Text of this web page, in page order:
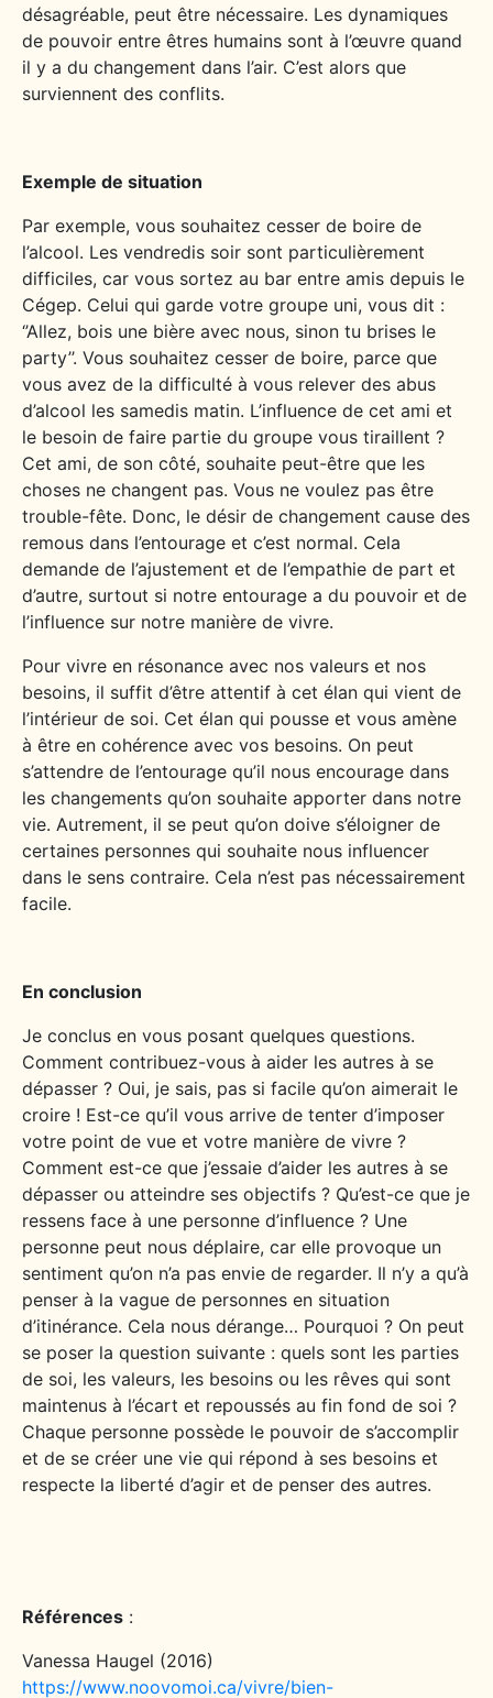
désagréable, peut être nécessaire. Les dynamiques
de pouvoir entre êtres humains sont à l’œuvre quand
il y a du changement dans l’air. C’est alors que
surviennent des conflits.
Exemple de situation
Par exemple, vous souhaitez cesser de boire de
l’alcool. Les vendredis soir sont particulièrement
difficiles, car vous sortez au bar entre amis depuis le
Cégep. Celui qui garde votre groupe uni, vous dit :
‘’Allez, bois une bière avec nous, sinon tu brises le
party’’. Vous souhaitez cesser de boire, parce que
vous avez de la difficulté à vous relever des abus
d’alcool les samedis matin. L’influence de cet ami et
le besoin de faire partie du groupe vous tiraillent ?
Cet ami, de son côté, souhaite peut-être que les
choses ne changent pas. Vous ne voulez pas être
trouble-fête. Donc, le désir de changement cause des
remous dans l’entourage et c’est normal. Cela
demande de l’ajustement et de l’empathie de part et
d’autre, surtout si notre entourage a du pouvoir et de
l’influence sur notre manière de vivre.
Pour vivre en résonance avec nos valeurs et nos
besoins, il suffit d’être attentif à cet élan qui vient de
l’intérieur de soi. Cet élan qui pousse et vous amène
à être en cohérence avec vos besoins. On peut
s’attendre de l’entourage qu’il nous encourage dans
les changements qu’on souhaite apporter dans notre
vie. Autrement, il se peut qu’on doive s’éloigner de
certaines personnes qui souhaite nous influencer
dans le sens contraire. Cela n’est pas nécessairement
facile.
En conclusion
Je conclus en vous posant quelques questions.
Comment contribuez-vous à aider les autres à se
dépasser ? Oui, je sais, pas si facile qu’on aimerait le
croire ! Est-ce qu’il vous arrive de tenter d’imposer
votre point de vue et votre manière de vivre ?
Comment est-ce que j’essaie d’aider les autres à se
dépasser ou atteindre ses objectifs ? Qu’est-ce que je
ressens face à une personne d’influence ? Une
personne peut nous déplaire, car elle provoque un
sentiment qu’on n’a pas envie de regarder. Il n’y a qu’à
penser à la vague de personnes en situation
d’itinérance. Cela nous dérange… Pourquoi ? On peut
se poser la question suivante : quels sont les parties
de soi, les valeurs, les besoins ou les rêves qui sont
maintenus à l’écart et repoussés au fin fond de soi ?
Chaque personne possède le pouvoir de s’accomplir
et de se créer une vie qui répond à ses besoins et
respecte la liberté d’agir et de penser des autres.
Références :
Vanessa Haugel (2016)
https://www.noovomoi.ca/vivre/bien-